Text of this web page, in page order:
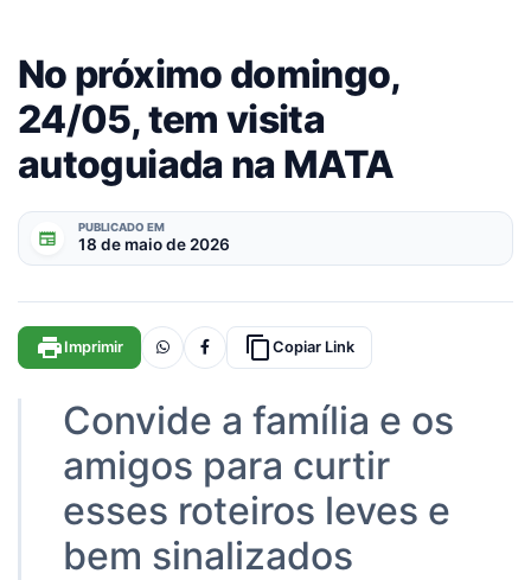
No próximo domingo,
24/05, tem visita
autoguiada na MATA
newspaper
PUBLICADO EM
18 de maio de 2026
print Imprimir content_copy Copiar Link
Convide a família e os
amigos para curtir
esses roteiros leves e
bem sinalizados